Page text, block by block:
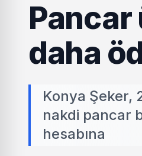
daha
Konya Şeker,
nakdi pancar
hesabına